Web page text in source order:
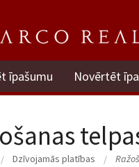
īpašumu Novērtēt
Dzīvojamās platības